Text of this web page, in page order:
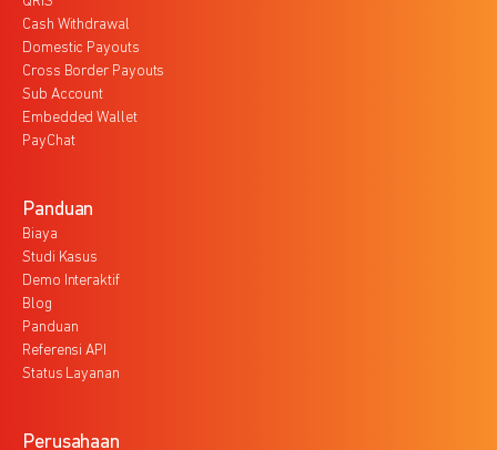
Cash Withdrawal
Domestic Payouts
Cross Border Payouts
Sub Account
Embedded Wallet
PayChat
Panduan
Biaya
Studi Kasus
Demo Interaktif
Blog
Panduan
Referensi API
Status Layanan
Perusahaan